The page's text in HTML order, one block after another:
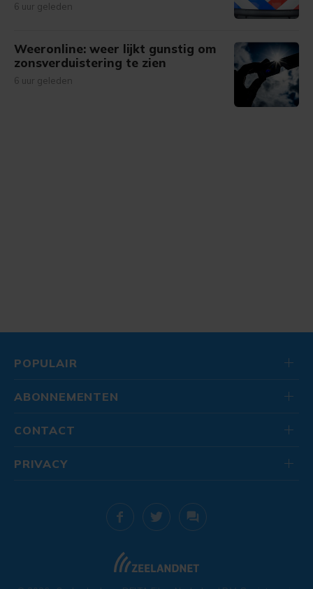
6 uur geleden
Weeronline: weer lijkt gunstig om
zonsverduistering te zien
6 uur geleden
POPULAIR
ABONNEMENTEN
CONTACT
PRIVACY